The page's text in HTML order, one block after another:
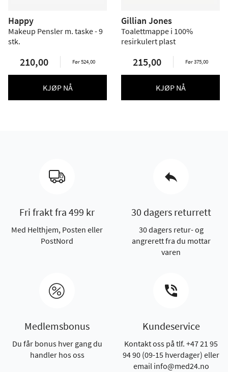
Happy
Makeup Pensler m. taske - 9
stk.
210,00 Før 524,00
KJØP NÅ
Gillian Jones
Toalettmappe i 100%
resirkulert plast
215,00 Før 375,00
KJØP NÅ
Fri frakt fra 499 kr
Med Helthjem, Posten eller
PostNord
30 dagers returrett
30 dagers retur- og
angrerett fra du mottar
varen
Medlemsbonus
Du får bonus hver gang du
handler hos oss
Kundeservice
Kontakt oss på tlf. +47 21 95
94 90 (09-15 hverdager) eller
email info@med24.no